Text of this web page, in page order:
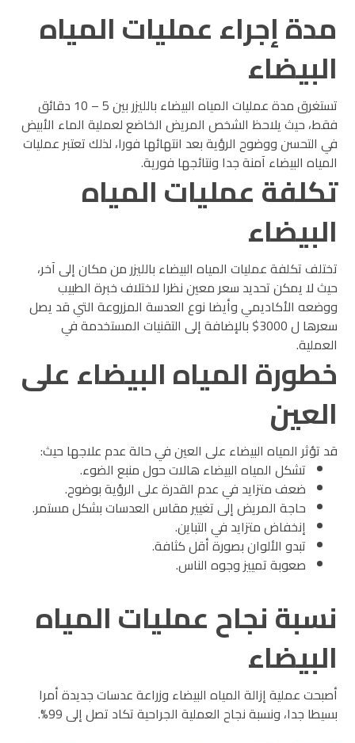
مدة إجراء عمليات المياه
البيضاء
تستغرق مدة عمليات المياه البيضاء بالليزر بين 5 – 10 دقائق
فقط، حيث يلاحظ الشخص المريض الخاضع لعملية الماء الأبيض
في التحسن ووضوح الرؤية بعد انتهائها فورا، لذلك تعتبر عمليات
المياه البيضاء آمنة جدا ونتائجها فورية.
تكلفة عمليات المياه
البيضاء
تختلف تكلفة عمليات المياه البيضاء بالليزر من مكان إلى آخر،
حيث لا يمكن تحديد سعر معين نظرا لاختلاف خبرة الطبيب
ووضعه الأكاديمي وأيضا نوع العدسة المزروعة التي قد يصل
سعرها ل 3000$ بالإضافة إلى التقنيات المستخدمة في
العملية.
خطورة المياه البيضاء على
العين
قد تؤثر المياه البيضاء على العين في حالة عدم علاجها حيث:
تشكل المياه البيضاء هالات حول منبع الضوء.
ضعف متزايد في عدم القدرة على الرؤية بوضوح.
حاجة المريض إلى تغيير مقاس العدسات بشكل مستمر.
إنخفاض متزايد في التباين.
تبدو الألوان بصورة أقل كثافة.
صعوبة تمييز وجوه الناس.
نسبة نجاح عمليات المياه
البيضاء
أصبحت عملية إزالة المياه البيضاء وزراعة عدسات جديدة أمرا
بسيطا جدا، ونسبة نجاح العملية الجراحية تكاد تصل إلى 99%.